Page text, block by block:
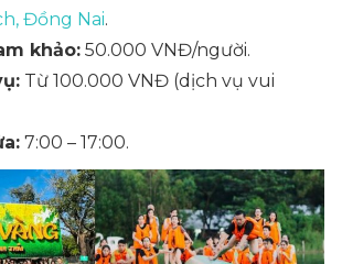
Đồng Nai.
khảo: 50.000 VNĐ/người.
Từ 100.000 VNĐ (dịch vụ vui
7:00 – 17:00.